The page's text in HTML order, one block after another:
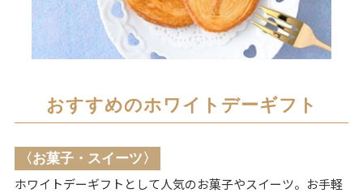
おすすめのホワイトデーギフト
〈お菓子・スイーツ〉
ホワイトデーギフトとして人気のお菓子やスイーツ。お手軽